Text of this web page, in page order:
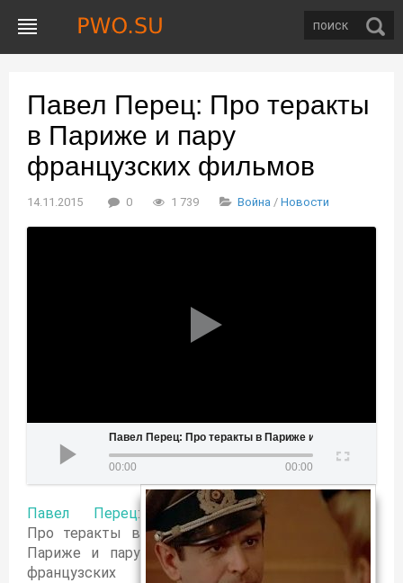
Павел Перец: Про теракты
в Париже и пару
французских фильмов
14.11.2015 0 1 739 Война / Новости
Про теракты в Париже и пару французских фильмов
00:00 00:00
Павел Перец:
Про теракты в
Париже и пару
французских